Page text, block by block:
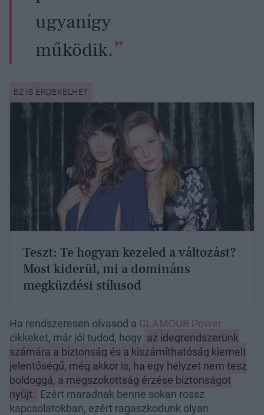
ugyanígy
működik.
Teszt: Te hogyan kezeled a változást?
Most kiderül, mi a domináns
megküzdési stílusod
Ha rendszeresen olvasod a GLAMOUR Power
cikkeket, már jól tudod, hogy az idegrendszerünk
számára a biztonság és a kiszámíthatóság kiemelt
jelentőségű, még akkor is, ha egy helyzet nem tesz
boldoggá, a megszokottság érzése biztonságot
nyújt. Ezért maradnak benne sokan rossz
kapcsolatokban, ezért ragaszkodunk olyan